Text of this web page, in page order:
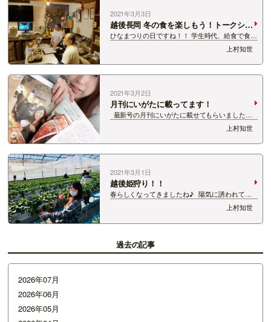
2021年3月3日
越後長岡 冬の食を楽しもう！トークショ
ー☆
ひなまつりの日ですね！！ 学生時代、給食で食べ
たひなまつりゼリーが恋しいですｗｗｗ そし
て、遅くなりましたが、 先週26日(金)は、 越後
長岡 冬の食を楽しもう！オンライントークショ
ーへ出演！ …
上村知世
2021年3月2日
月刊にいがたに載ってます！
最新号の月刊にいがたに載せてもらいました
ー！！ 私のおすすめのお店☆ 焼肉LIKEさんをご
紹介したんですが、 お店では今期間限定で肉の日
を展開中☆ 黒毛和牛を特別価格で味わえます！
&nbsp…
上村知世
2021年3月1日
越後姫狩り！！
春らしくなってきましたね♪ 陽気に誘われて行
ってきました！【いちご狩り】 新潟市北区に
あるタカギ農場さんにお邪魔虫♪ 休日ということ
もあってたくさんの方がおとずれていました＾ー
上村知世
過去の記事
2026年07月
2026年06月
2026年05月